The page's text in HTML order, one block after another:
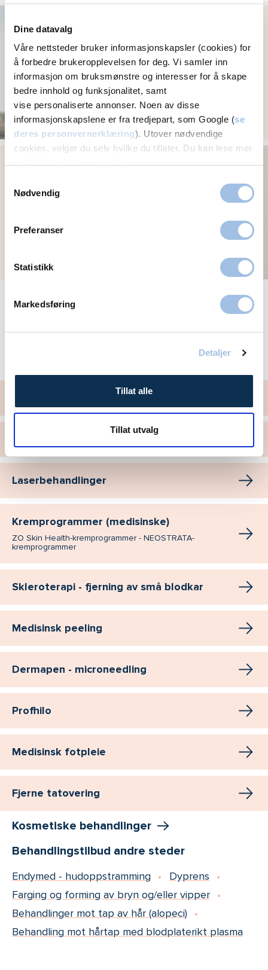
Dine datavalg
Våre nettsteder bruker informasjonskapsler (cookies) for
å forbedre brukeropplevelsen for deg. Vi samler inn
informasjon om bruksmønstre og interesser for å skape
bedre innhold og funksjonalitet, samt
vise personaliserte annonser. Noen av disse
informasjonskapslene er fra tredjepart, som Google (se
deres personvernerklæring). Utover nødvendige
cookies, velger du selv hvilke du tillater. Du kan lese mer
Nødvendig
Preferanser
Statistikk
Markedsføring
Detaljer
Tillat alle
Tillat utvalg
med skumle føflekker
artikler
Hårfjerning med laser
Fillere og injeksjonsbehandling
Laserbehandlinger
Kremprogrammer (medisinske)
ZO Skin Health-kremprogrammer - NEOSTRATA-
kremprogrammer
Skleroterapi - fjerning av små blodkar
Medisinsk peeling
Dermapen - microneedling
Profhilo
Medisinsk fotpleie
Fjerne tatovering
Kosmetiske behandlinger
Behandlingstilbud andre steder
Endymed - hudoppstramming
Dyprens
Farging og forming av bryn og/eller vipper
Behandlinger mot tap av hår (alopeci)
Behandling mot hårtap med blodplaterikt plasma